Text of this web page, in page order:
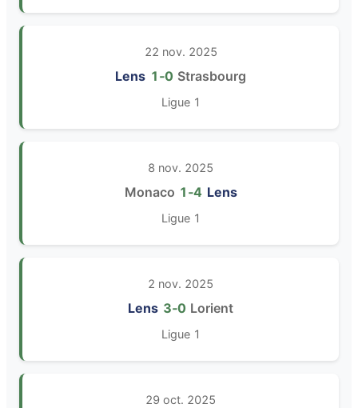
22 nov. 2025
Lens 1‑0 Strasbourg
Ligue 1
8 nov. 2025
Monaco 1‑4 Lens
Ligue 1
2 nov. 2025
Lens 3‑0 Lorient
Ligue 1
29 oct. 2025